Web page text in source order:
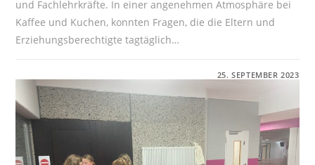
und Fachlehrkräfte. In einer angenehmen Atmosphäre bei
Kaffee und Kuchen, konnten Fragen, die die Eltern und
Erziehungsberechtigte tagtäglich…
AN
DER
IGS
BURGWEDEL
25. SEPTEMBER 2023